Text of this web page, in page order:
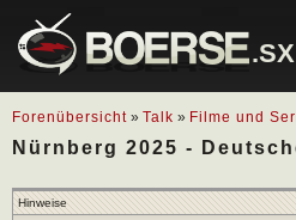
.SX
Forenübersicht » Talk » Filme und
Nürnberg 2025 -
Hinweise